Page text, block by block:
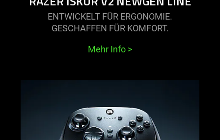
ENTWICKELT FÜR ERGONOMIE.
GESCHAFFEN FÜR KOMFORT.
Mehr Info >
-
razer
wolverine